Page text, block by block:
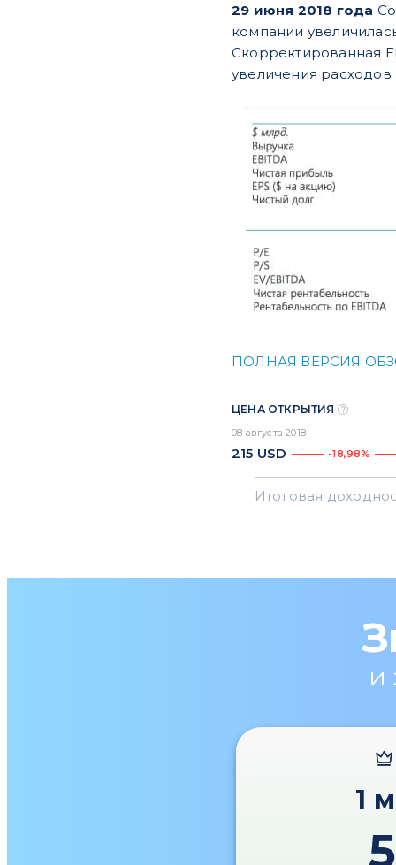
29 июня 2018 года
компании
Скорректированная
увеличения расходов
ПОЛНАЯ ВЕРСИЯ
ЦЕНА ОТКРЫТИЯ
08 августа 2018
215 USD -18,98%
и
1